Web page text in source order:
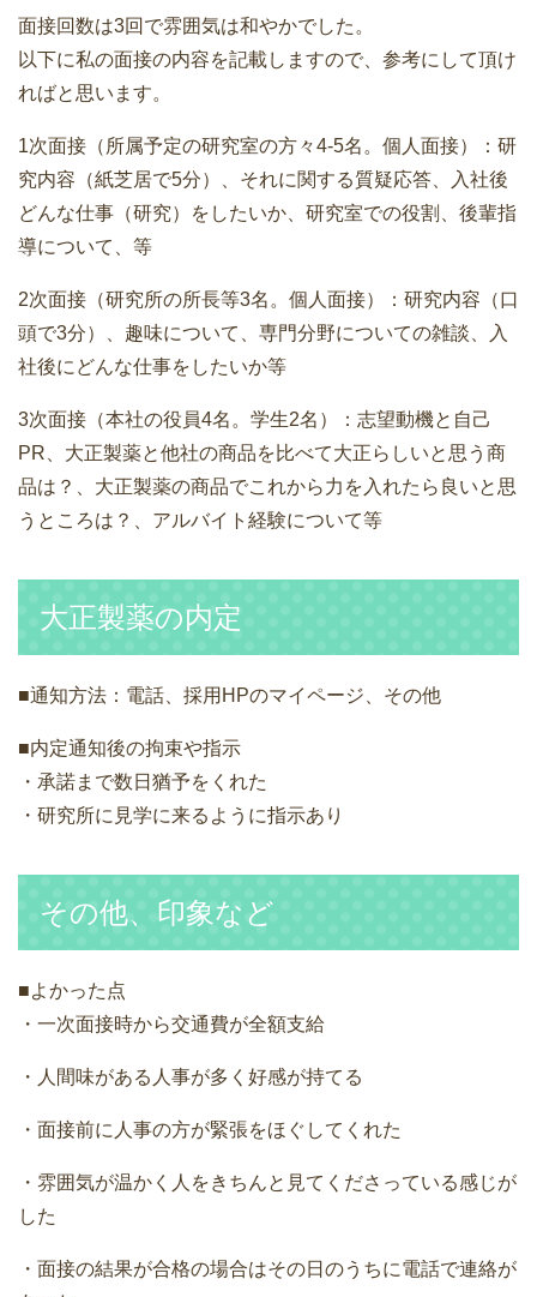
面接回数は3回で雰囲気は和やかでした。
以下に私の面接の内容を記載しますので、参考にして頂け
ればと思います。
1次面接（所属予定の研究室の方々4-5名。個人面接）：研
究内容（紙芝居で5分）、それに関する質疑応答、入社後
どんな仕事（研究）をしたいか、研究室での役割、後輩指
導について、等
2次面接（研究所の所長等3名。個人面接）：研究内容（口
頭で3分）、趣味について、専門分野についての雑談、入
社後にどんな仕事をしたいか等
3次面接（本社の役員4名。学生2名）：志望動機と自己
PR、大正製薬と他社の商品を比べて大正らしいと思う商
品は？、大正製薬の商品でこれから力を入れたら良いと思
うところは？、アルバイト経験について等
大正製薬の内定
■通知方法：電話、採用HPのマイページ、その他
■内定通知後の拘束や指示
・承諾まで数日猶予をくれた
・研究所に見学に来るように指示あり
その他、印象など
■よかった点
・一次面接時から交通費が全額支給
・人間味がある人事が多く好感が持てる
・面接前に人事の方が緊張をほぐしてくれた
・雰囲気が温かく人をきちんと見てくださっている感じが
した
・面接の結果が合格の場合はその日のうちに電話で連絡が